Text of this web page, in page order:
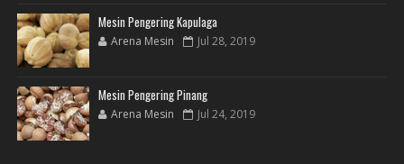
Mesin Pengering Kapulaga
Arena Mesin Jul 28, 2019
Mesin Pengering Pinang
Arena Mesin Jul 24, 2019